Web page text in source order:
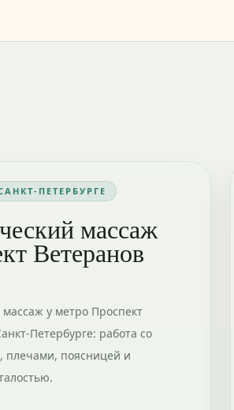
ПЕТЕРБУРГЕ
массаж
Ветеранов
массаж у метро Проспект
Петербурге: работа со
плечами, поясницей и